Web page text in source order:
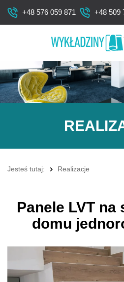
+48 576 059 871 +48 509
Jesteś tutaj: Realizacje
Panele LVT na
domu